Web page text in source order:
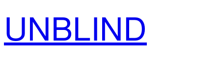
UNBLIND